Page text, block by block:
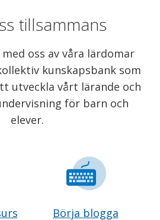
tillsammans
oss av våra lärdomar
kunskapsbank som
utveckla vårt lärande och
för barn och
elever.
Börja blogga